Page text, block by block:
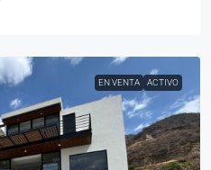
EN VENTA ACTIVO